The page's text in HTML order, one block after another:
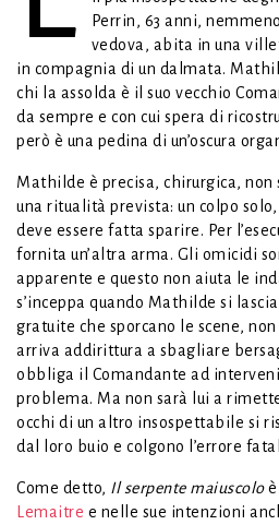
Perrin, 63 anni,
vedova, abita in una
in compagnia di un dalmata.
chi la assolda è il suo vecchio
da sempre e con cui spera di
però è una pedina di un’oscura
Mathilde è precisa, chirurgica, non
una ritualità prevista: un colpo
deve essere fatta sparire. Per
fornita un’altra arma. Gli omicidi
apparente e questo non aiuta le
s’inceppa quando Mathilde si
gratuite che sporcano le scene,
arriva addirittura a sbagliare
obbliga il Comandante ad
problema. Ma non sarà lui a
occhi di un altro insospettabile si
dal loro buio e colgono l’errore
Come detto, Il serpente maiuscoloè
Lemaitre e nelle sue intenzioni